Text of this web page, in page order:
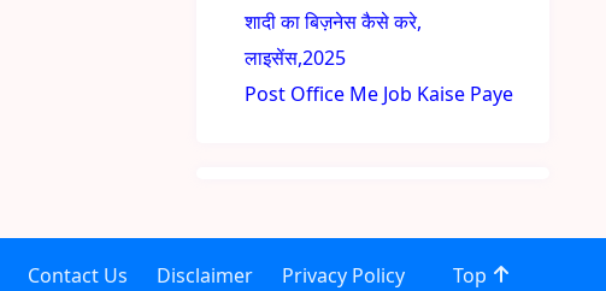
शादी का बिज़नेस कैसे करे,
लाइसेंस,2025
Post Office Me Job Kaise Paye
Contact Us Disclaimer Privacy Policy Top